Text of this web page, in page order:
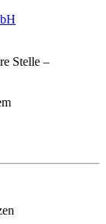
Stelle –